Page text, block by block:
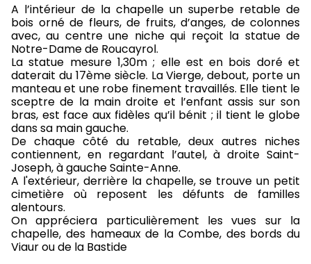
A l’intérieur de la chapelle un superbe retable de
bois orné de fleurs, de fruits, d’anges, de colonnes
avec, au centre une niche qui reçoit la statue de
Notre-Dame de Roucayrol.
La statue mesure 1,30m ; elle est en bois doré et
daterait du 17ème siècle. La Vierge, debout, porte un
manteau et une robe finement travaillés. Elle tient le
sceptre de la main droite et l’enfant assis sur son
bras, est face aux fidèles qu’il bénit ; il tient le globe
dans sa main gauche.
De chaque côté du retable, deux autres niches
contiennent, en regardant l’autel, à droite Saint-
Joseph, à gauche Sainte-Anne.
A l'extérieur, derrière la chapelle, se trouve un petit
cimetière où reposent les défunts de familles
alentours.
On appréciera particulièrement les vues sur la
chapelle, des hameaux de la Combe, des bords du
Viaur ou de la Bastide